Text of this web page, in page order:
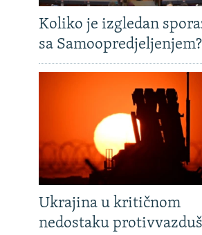
Koliko je izgledan
sa Samoopredjeljenjem?
Ukrajina u kritičnom
nedostaku